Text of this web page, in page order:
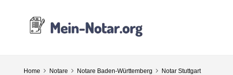
Home Notare Notare Baden-Württemberg Notar Stuttgart